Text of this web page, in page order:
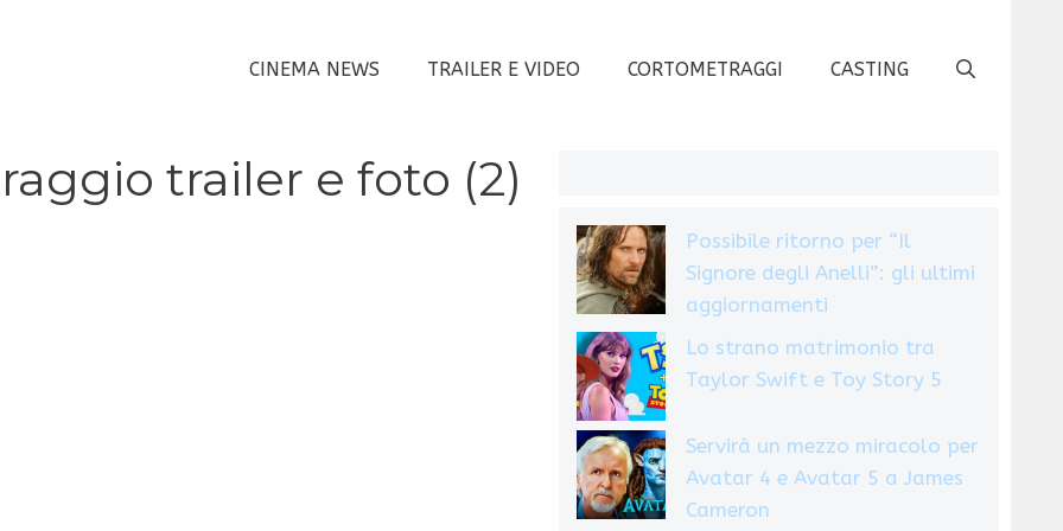
CINEMA NEWS TRAILER E VIDEO CORTOMETRAGGI CASTING
trailer e foto (2)
Possibile ritorno per “Il
Signore degli Anelli”: gli ultimi
aggiornamenti
Lo strano matrimonio tra
Taylor Swift e Toy Story 5
Servirà un mezzo miracolo per
Avatar 4 e Avatar 5 a James
Cameron